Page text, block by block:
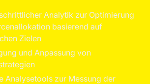
Analytik zur Optimierung
basierend auf
Zielen
und Anpassung von
Analysetools zur Messung der